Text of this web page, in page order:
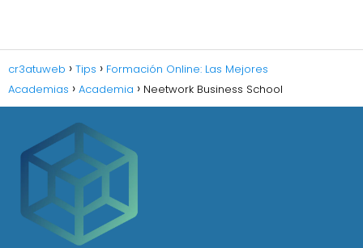
cr3atuweb Tips
Formación Online: Las Mejores
Academias
Academia Neetwork Business School